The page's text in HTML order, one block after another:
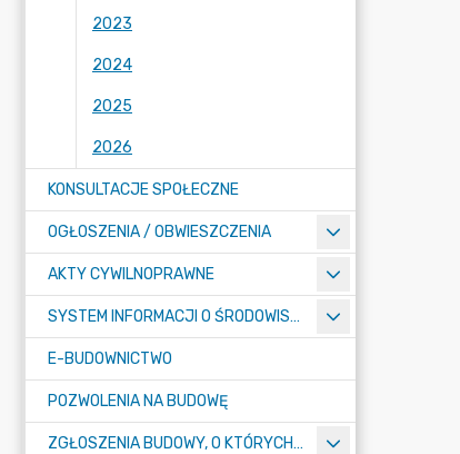
2023
2024
2025
2026
KONSULTACJE SPOŁECZNE
OGŁOSZENIA / OBWIESZCZENIA
AKTY CYWILNOPRAWNE
SYSTEM INFORMACJI O ŚRODOWISKU
E-BUDOWNICTWO
POZWOLENIA NA BUDOWĘ
ZGŁOSZENIA BUDOWY, O KTÓRYCH MOWA W ART. 29 UST. 1 PKT 1A, 2B I 19A USTAWY PRAWO BUDOWLANE